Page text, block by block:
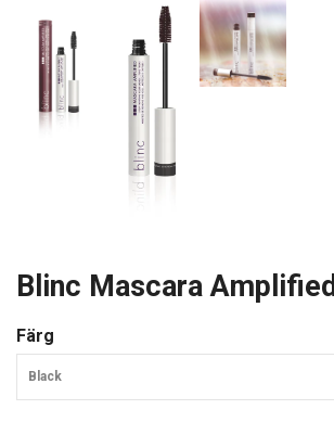
Blinc Mascara Amplified
Färg
Black